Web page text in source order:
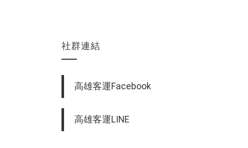
社群連結
高雄客運Facebook
高雄客運LINE